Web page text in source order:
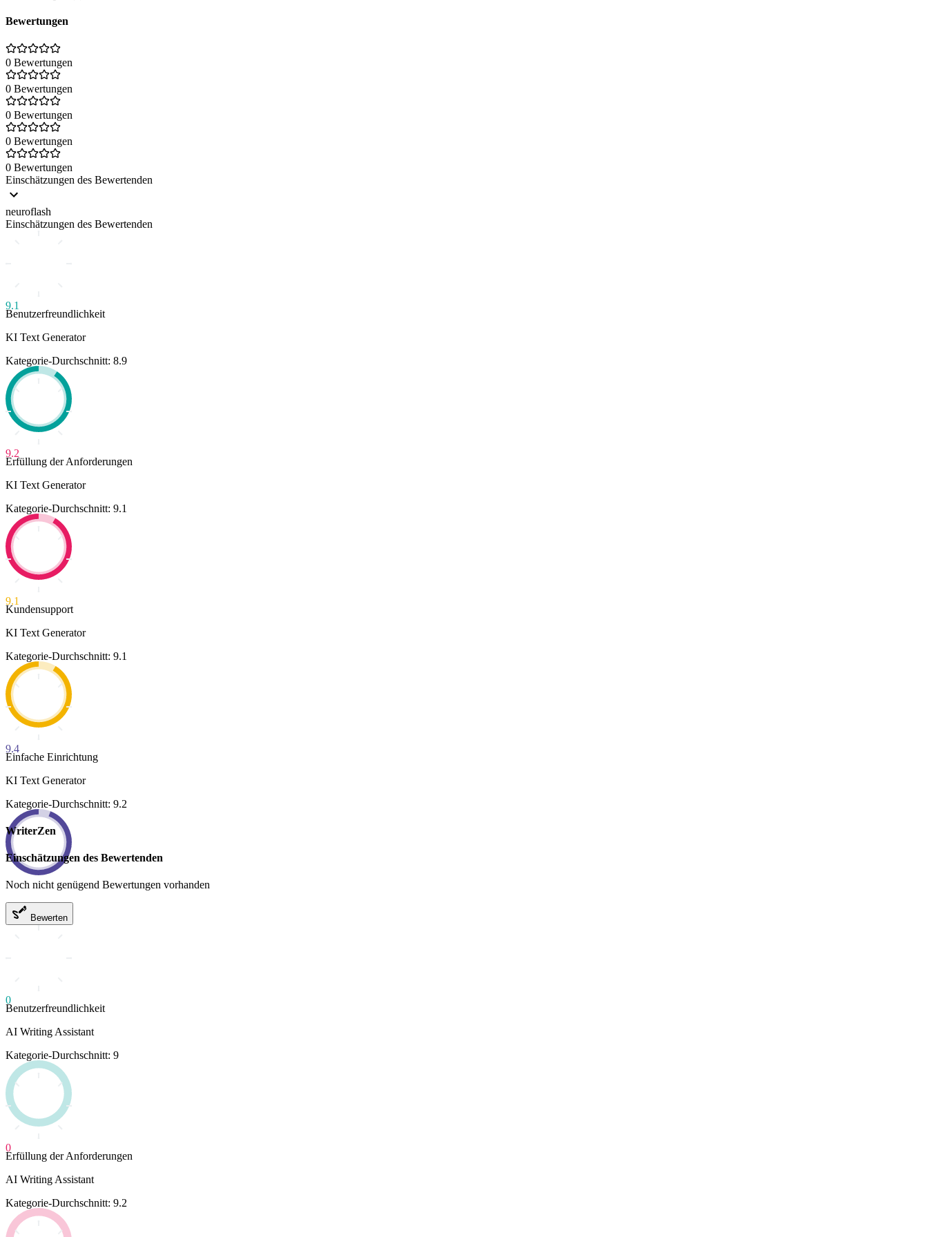
Bewertungen
0 Bewertungen
0 Bewertungen
0 Bewertungen
0 Bewertungen
0 Bewertungen
Einschätzungen des Bewertenden
neuroflash
Einschätzungen des Bewertenden
9.1
Benutzerfreundlichkeit
KI Text Generator
Kategorie-Durchschnitt: 8.9
9.2
Erfüllung der Anforderungen
KI Text Generator
Kategorie-Durchschnitt: 9.1
9.1
Kundensupport
KI Text Generator
Kategorie-Durchschnitt: 9.1
9.4
Einfache Einrichtung
KI Text Generator
Kategorie-Durchschnitt: 9.2
WriterZen
Einschätzungen des Bewertenden
Noch nicht genügend Bewertungen vorhanden
Bewerten
0
Benutzerfreundlichkeit
AI Writing Assistant
Kategorie-Durchschnitt: 9
0
Erfüllung der Anforderungen
AI Writing Assistant
Kategorie-Durchschnitt: 9.2